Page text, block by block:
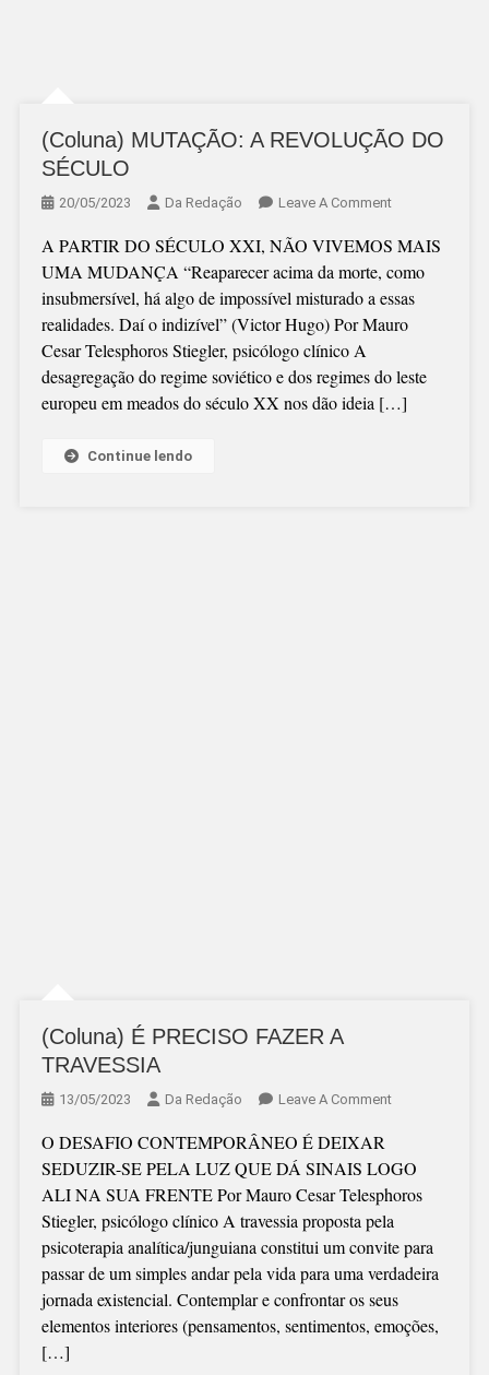
(Coluna) MUTAÇÃO: A REVOLUÇÃO DO
SÉCULO
20/05/2023 Da Redação Leave A CommentOn
MUTAÇÃO:
A
REVOLUÇÃO
DO
A PARTIR DO SÉCULO XXI, NÃO VIVEMOS MAIS
UMA MUDANÇA “Reaparecer acima da morte, como
insubmersível, há algo de impossível misturado a essas
realidades. Daí o indizível” (Victor Hugo) Por Mauro
Cesar Telesphoros Stiegler, psicólogo clínico A
desagregação do regime soviético e dos regimes do leste
europeu em meados do século XX nos dão ideia […]
Continue lendo
(Coluna) É PRECISO FAZER A
TRAVESSIA
13/05/2023 Da Redação Leave A CommentOn
PRECISO
FAZER
A
TRAVESSIA
O DESAFIO CONTEMPORÂNEO É DEIXAR
SEDUZIR-SE PELA LUZ QUE DÁ SINAIS LOGO
ALI NA SUA FRENTE Por Mauro Cesar Telesphoros
Stiegler, psicólogo clínico A travessia proposta pela
psicoterapia analítica/junguiana constitui um convite para
passar de um simples andar pela vida para uma verdadeira
jornada existencial. Contemplar e confrontar os seus
elementos interiores (pensamentos, sentimentos, emoções,
[…]